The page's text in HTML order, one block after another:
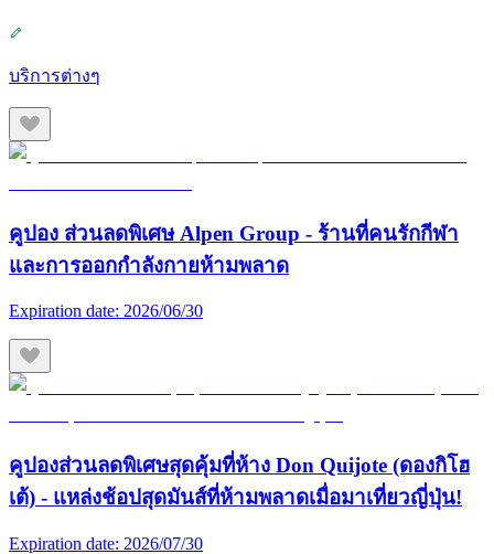
บริการต่างๆ
คูปอง ส่วนลดพิเศษ Alpen Group - ร้านที่คนรักกีฬา
และการออกกำลังกายห้ามพลาด
Expiration date: 2026/06/30
คูปองส่วนลดพิเศษสุดคุ้มที่ห้าง Don Quijote (ดองกิโฮ
เต้) - แหล่งช้อปสุดมันส์ที่ห้ามพลาดเมื่อมาเที่ยวญี่ปุ่น!
Expiration date: 2026/07/30